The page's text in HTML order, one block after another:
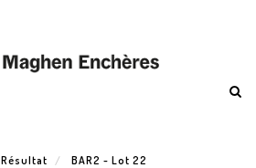
Résultat
BAR2 - Lot 22